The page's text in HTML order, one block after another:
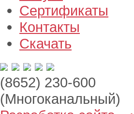
Сертификаты
Контакты
Скачать
(8652) 230-600
(Многоканальный)